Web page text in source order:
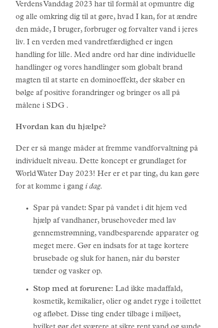
Verdens Vanddag 2023 har til formål at opmuntre dig
og alle omkring dig til at gøre, hvad I kan, for at ændre
den måde, I bruger, forbruger og forvalter vand i jeres
liv. I en verden med vandretfærdighed er ingen
handling for lille. Med andre ord har dine individuelle
handlinger og vores handlinger som globalt brand
magten til at starte en dominoeffekt, der skaber en
bølge af positive forandringer og bringer os all på
målene i SDG .
Hvordan kan du hjælpe?
Der er så mange måder at fremme vandforvaltning på
individuelt niveau. Dette koncept er grundlaget for
World Water Day 2023! Her er et par ting, du kan gøre
for at komme i gang i dag.
Spar på vandet: Spar på vandet i dit hjem ved
hjælp af vandhaner, brusehoveder med lav
gennemstrømning, vandbesparende apparater og
meget mere. Gør en indsats for at tage kortere
brusebade og sluk for hanen, når du børster
tænder og vasker op.
Stop med at forurene: Lad ikke madaffald,
kosmetik, kemikalier, olier og andet ryge i toilettet
og afløbet. Disse ting ender tilbage i miljøet,